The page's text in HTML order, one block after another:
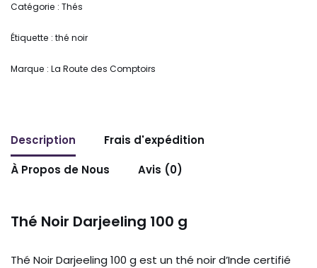
Catégorie : Thés
Étiquette : thé noir
Marque : La Route des Comptoirs
Description
Frais d'expédition
À Propos de Nous
Avis (0)
Thé Noir Darjeeling 100 g
Thé Noir Darjeeling 100 g est un thé noir d’Inde certifié